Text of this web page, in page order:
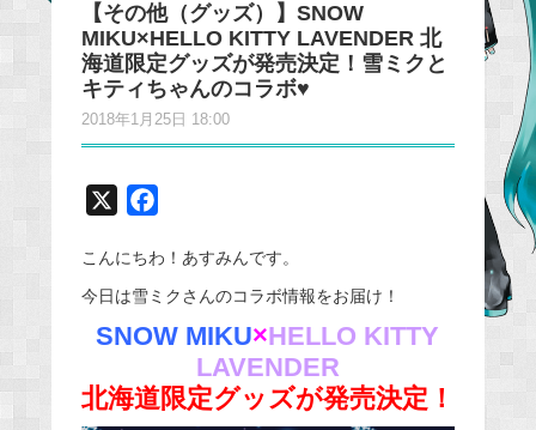
【その他（グッズ）】SNOW
MIKU×HELLO KITTY LAVENDER 北
海道限定グッズが発売決定！雪ミクと
キティちゃんのコラボ♥
2018年1月25日 18:00
c
e
b
o
k
こんにちわ！あすみんです。
今日は雪ミクさんのコラボ情報をお届け！
SNOW MIKU×HELLO KITTY
LAVENDER
北海道限定グッズが発売決定！